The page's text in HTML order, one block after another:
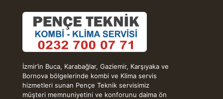
İzmir’in Buca, Karabağlar, Gaziemir, Karşıyaka ve
Bornova bölgelerinde kombi ve Klima servis
hizmetleri sunan Pençe Teknik servisimiz
müşteri memnuniyetini ve konforunu daima ön